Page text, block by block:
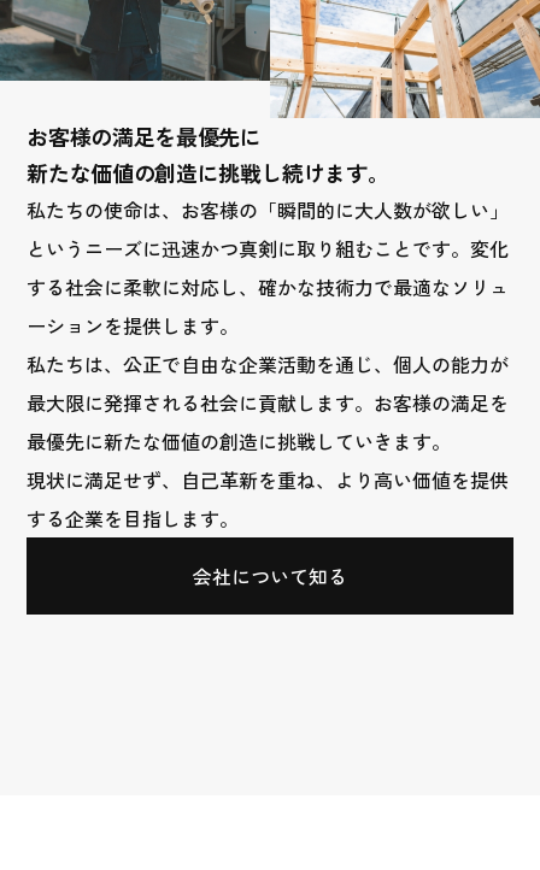
お客様の満足を最優先に
新たな価値の創造に挑戦し続けます。
私たちの使命は、お客様の「瞬間的に大人数が欲しい」
というニーズに迅速かつ真剣に取り組むことです。変化
する社会に柔軟に対応し、確かな技術力で最適なソリュ
ーションを提供します。
私たちは、公正で自由な企業活動を通じ、個人の能力が
最大限に発揮される社会に貢献します。お客様の満足を
最優先に新たな価値の創造に挑戦していきます。
現状に満足せず、自己革新を重ね、より高い価値を提供
する企業を目指します。
会社について知る